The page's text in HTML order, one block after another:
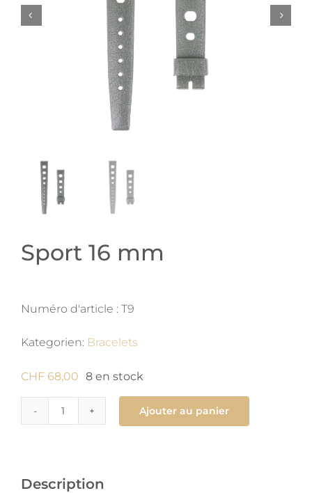
Sport 16 mm
Numéro d'article : T9
Kategorien: Bracelets
CHF68,00 8 en stock
16
Ajouter au panier
Description